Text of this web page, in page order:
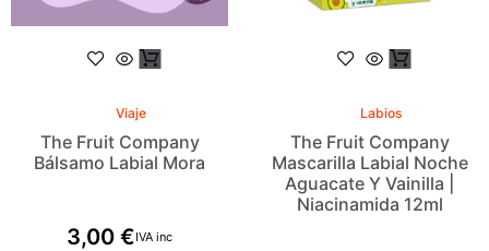
Viaje
The Fruit Company
Bálsamo Labial Mora
3,00 €IVA inc
Labios
The Fruit Company
Mascarilla Labial Noche
Aguacate Y Vainilla |
Niacinamida 12ml